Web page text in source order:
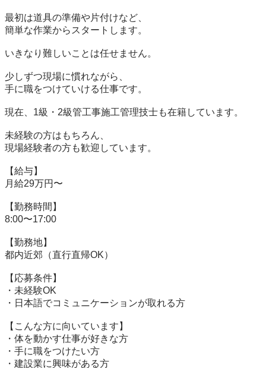
最初は道具の準備や片付けなど、
簡単な作業からスタートします。
いきなり難しいことは任せません。
少しずつ現場に慣れながら、
手に職をつけていける仕事です。
現在、1級・2級管工事施工管理技士も在籍しています。
未経験の方はもちろん、
現場経験者の方も歓迎しています。
【給与】
月給29万円〜
【勤務時間】
8:00〜17:00
【勤務地】
都内近郊（直行直帰OK）
【応募条件】
・未経験OK
・日本語でコミュニケーションが取れる方
【こんな方に向いています】
・体を動かす仕事が好きな方
・手に職をつけたい方
・建設業に興味がある方